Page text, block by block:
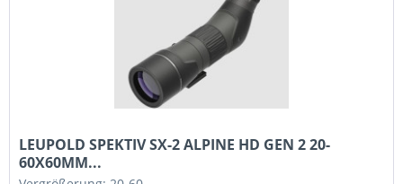
LEUPOLD SPEKTIV SX-2 ALPINE HD GEN 2 20-
60X60MM...